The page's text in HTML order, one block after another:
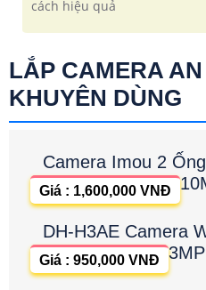
cách hiệu quả
LẮP CAMERA
KHUYÊN DÙNG
Camera Imou 2
Giá : 1,600,000 VNĐ
DH-H3AE Camera
3MP
Giá : 950,000 VNĐ